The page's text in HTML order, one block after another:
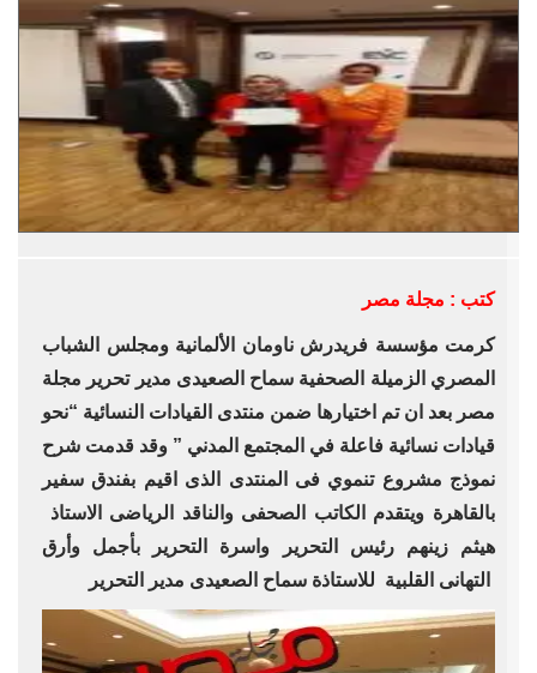
كتب : مجلة مصر
كرمت مؤسسة فريدرش ناومان الألمانية ومجلس الشباب
المصري الزميلة الصحفية سماح الصعيدى مدير تحرير مجلة
مصر بعد ان تم اختيارها ضمن منتدى القيادات النسائية “نحو
قيادات نسائية فاعلة في المجتمع المدني ” وقد قدمت شرح
نموذج مشروع تنموي فى المنتدى الذى اقيم بفندق سفير
بالقاهرة ويتقدم الكاتب الصحفى والناقد الرياضى الاستاذ
هيثم زينهم رئيس التحرير واسرة التحرير بأجمل وأرق
التهانى القلبية للاستاذة سماح الصعيدى مدير التحرير